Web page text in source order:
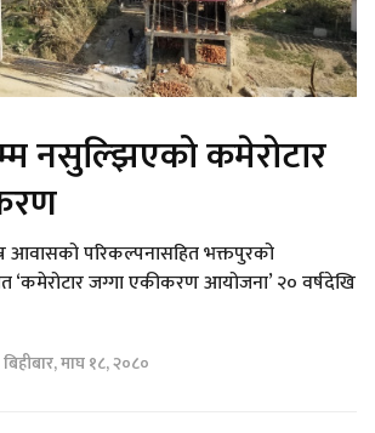
नसुल्झिएको कमेरोटार
आवासको परिकल्पनासहित भक्तपुरको
‘कमेरोटार जग्गा एकीकरण आयोजना’ २० वर्षदेखि
माघ १८, २०८०